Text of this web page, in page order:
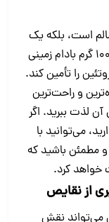
است، بلکه یک
منبع غنی از پروتئین نیز محسوب می‌شود. ۱۰۰ گرم بادام زمینی
را تأمین کند.
و راحت‌ترین
لذت ببرید. اگر
می‌توانید با
و مطمئن باشید که
خواهد کرد.
از نقایص
می‌تواند نقش